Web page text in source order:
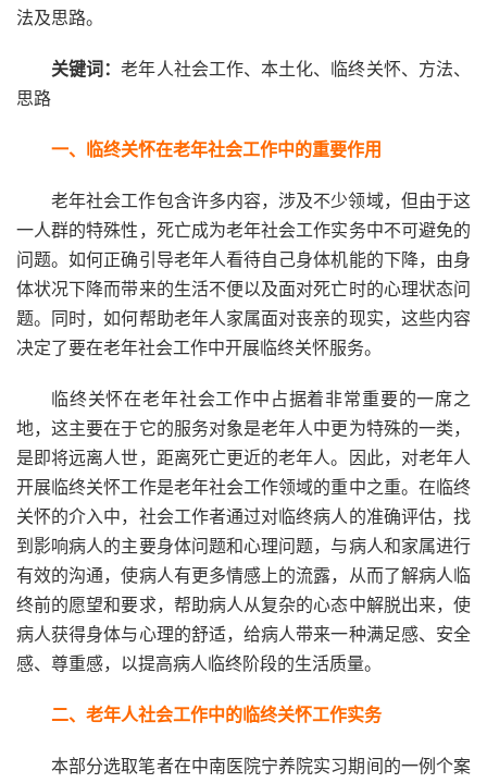
法及思路。
关键词：老年人社会工作、本土化、临终关怀、方法、
思路
一、临终关怀在老年社会工作中的重要作用
老年社会工作包含许多内容，涉及不少领域，但由于这
一人群的特殊性，死亡成为老年社会工作实务中不可避免的
问题。如何正确引导老年人看待自己身体机能的下降，由身
体状况下降而带来的生活不便以及面对死亡时的心理状态问
题。同时，如何帮助老年人家属面对丧亲的现实，这些内容
决定了要在老年社会工作中开展临终关怀服务。
临终关怀在老年社会工作中占据着非常重要的一席之
地，这主要在于它的服务对象是老年人中更为特殊的一类，
是即将远离人世，距离死亡更近的老年人。因此，对老年人
开展临终关怀工作是老年社会工作领域的重中之重。在临终
关怀的介入中，社会工作者通过对临终病人的准确评估，找
到影响病人的主要身体问题和心理问题，与病人和家属进行
有效的沟通，使病人有更多情感上的流露，从而了解病人临
终前的愿望和要求，帮助病人从复杂的心态中解脱出来，使
病人获得身体与心理的舒适，给病人带来一种满足感、安全
感、尊重感，以提高病人临终阶段的生活质量。
二、老年人社会工作中的临终关怀工作实务
本部分选取笔者在中南医院宁养院实习期间的一例个案